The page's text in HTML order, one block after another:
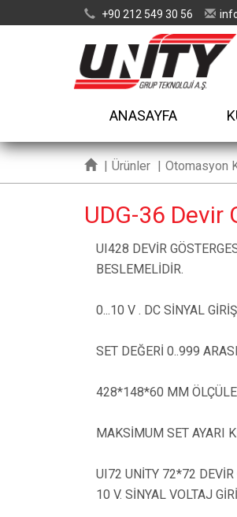
+90 212 549 30 56
ANASAYFA
| Ürünler | Otomasyon
UDG-36 Devir
UI428 DEVİR
BESLEMELİDİR.
0...10 V . DC SİNYAL
SET DEĞERİ 0..999
428*148*60 MM
MAKSİMUM SET AYARI
UI72 UNİTY 72*72
10 V. SİNYAL VOLTAJ